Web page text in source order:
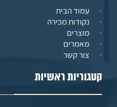
עמוד הבית
נקודות מכירה
מוצרים
מאמרים
צור קשר
קטגוריות ראשיות